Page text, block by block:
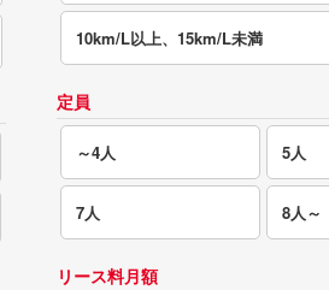
10km/L以上、15km/L未満
定員
～4人 5人
7人 8人～
リース料月額